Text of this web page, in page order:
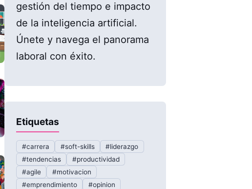
gestión del tiempo e impacto
de la inteligencia artificial.
Únete y navega el panorama
laboral con éxito.
Etiquetas
#carrera #soft-skills
#liderazgo
#tendencias
#productividad
#agile
#motivacion
#emprendimiento
#opinion